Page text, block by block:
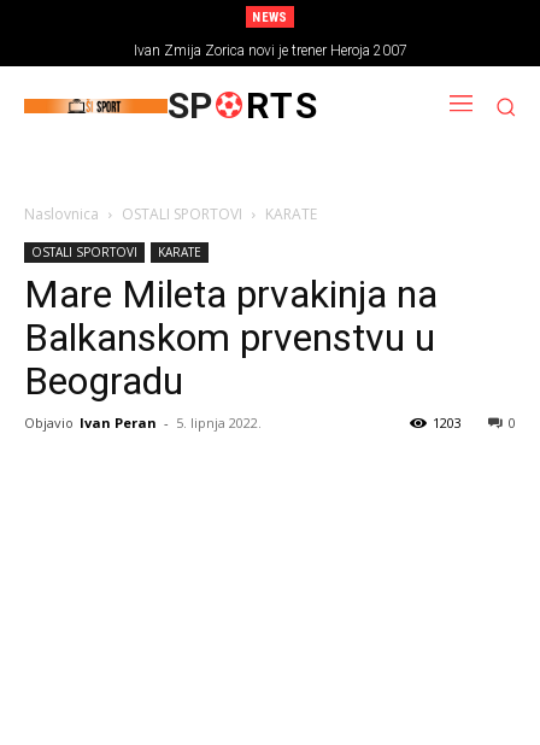
NEWS
Ivan Zmija Zorica novi je trener Heroja 2007
SP RTS
Naslovnica OSTALI SPORTOVI KARATE
OSTALI SPORTOVI KARATE
Mare Mileta prvakinja na
Balkanskom prvenstvu u
Beogradu
Objavio Ivan Peran - 5. lipnja 2022. 0
1203